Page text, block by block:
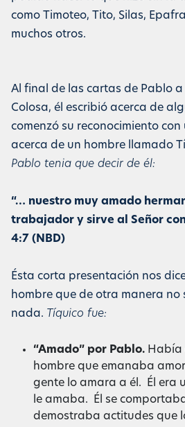
como Timoteo, Tito, Silas,
muchos otros.
Al final de las cartas de Pablo a
Colosa, él escribió acerca de
comenzó su reconocimiento
acerca de un hombre llamado
Pablo tenia que decir de él:
“… nuestro muy amado
trabajador y sirve al Señor
4:7 (NBD)
Ésta corta presentación nos
hombre que de otra manera no
nada. Tíquico fue:
“Amado” por Pablo. Había
hombre que emanaba
gente lo amara a él. Él era
le amaba. Él se
demostraba actitudes que